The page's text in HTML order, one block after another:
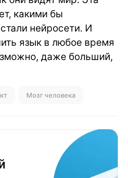
какими бы
нейросети. И
язык в любое время
даже больший,
Мозг человека